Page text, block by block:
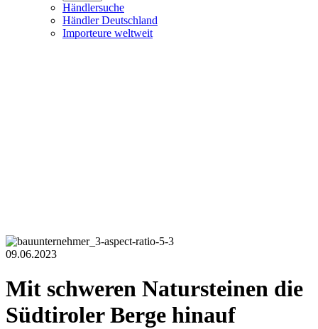
Händlersuche
Händler Deutschland
Importeure weltweit
09.06.2023
Mit schweren Natursteinen die
Südtiroler Berge hinauf